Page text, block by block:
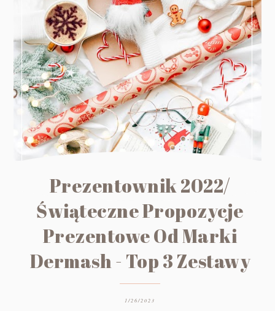
Prezentownik 2022/
Świąteczne Propozycje
Prezentowe Od Marki
Dermash - Top 3 Zestawy
1/26/2023